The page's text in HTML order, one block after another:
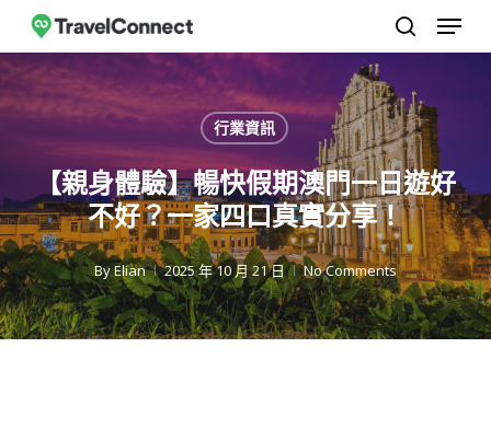
要
搜尋
選單
行業資訊
【親身體驗】暢快假期澳門一日遊好
不好？一家四口真實分享！
ByElian 2025 年 10 月 21 日 No Comments
選
單